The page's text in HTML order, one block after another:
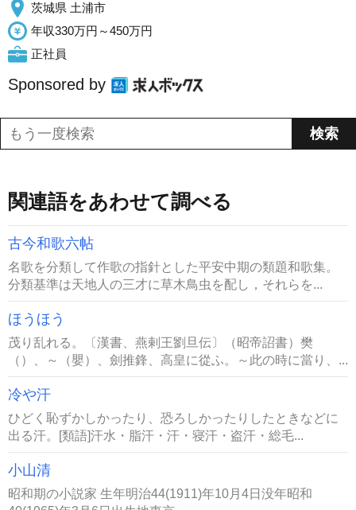
茨城県 土浦市
年収330万円～450万円
正社員
Sponsored by
関連語をあわせて調べる
古今和歌六帖
名歌を分類して作歌の指針とした平安中期の類題和歌集。
分類基準は天地人の三才に草木鳥虫を配し，それらを...
ほうほう
茂り乱れる。〔漢書、燕剌王劉旦伝〕（昭帝詔書）樊
（）、～（嬰）、劍推鋒、高皇に從ふ。～此の時に當り、...
冷や汗
ひどく恥ずかしかったり、恐ろしかったりしたときなどに
出る汗。[類語]汗水・脂汗・汗・寝汗・盗汗・総毛...
小山清
昭和期の小説家 生年明治44(1911)年10月4日没年昭和